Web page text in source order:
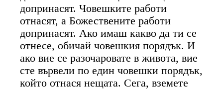
допринасят. Човешките работи
отнасят, а Божествените работи
допринасят. Ако имаш какво да ти се
отнесе, обичай човешкия порядък. И
ако вие се разочаровате в живота, вие
сте вървели по един човешки порядък,
който отнася нещата. Сега, вземете